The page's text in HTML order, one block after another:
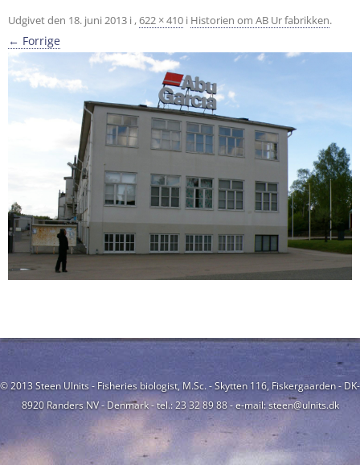
Udgivet den 18. juni 2013 i ,622 × 410 i Historien om AB Ur fabrikken.
← Forrige
© 2013 Steen Ulnits - Fisheries biologist, M.Sc. - Skytten 116, Fiskergaarden - DK-
8920 Randers NV - Denmark - tel.: 23 32 89 88 - e-mail: steen@ulnits.dk